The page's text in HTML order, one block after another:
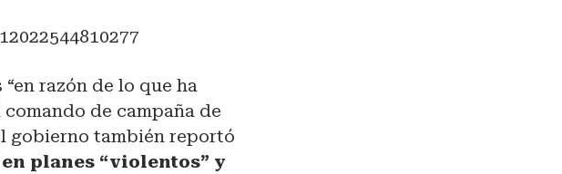
razón de lo que ha
de campaña de
gobierno también reportó
planes “violentos” y